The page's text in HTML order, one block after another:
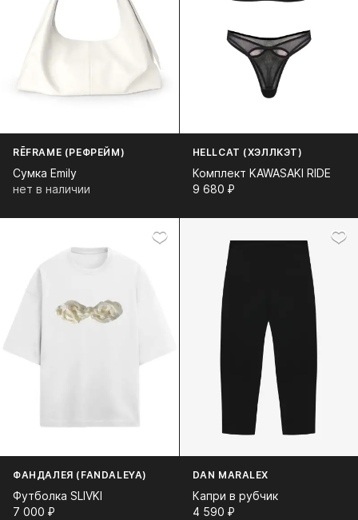
RĒFRAME (РЕФРЕЙМ)
Сумка Emily
нет в наличии
HELLCAT (ХЭЛЛКЭТ)
Комплект KAWASAKI RIDE
9 680⁠ ⁠₽
ФАНДАЛЕЯ (FANDALEYA)
Футболка SLIVKI
7 000⁠ ⁠₽
DAN MARALEX
Капри в рубчик
4 590⁠ ⁠₽